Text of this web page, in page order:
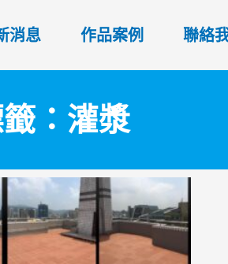
消息 作品案例 聯絡
：灌漿